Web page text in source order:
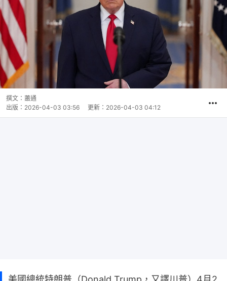
撰文： 蕭通
出版： 2026-04-03 03:56 更新： 2026-04-03 04:12